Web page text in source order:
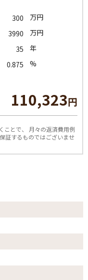
万円
万円
年
%
110,323円
とで、
月々の返済費用例
証するものではございませ